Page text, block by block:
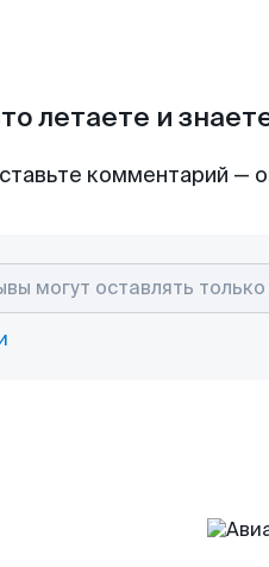
летаете и
комментарий —